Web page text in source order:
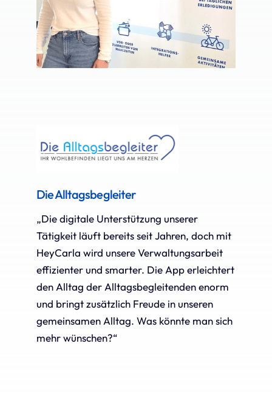
Die Alltagsbegleiter
„Die digitale Unterstützung unserer
Tätigkeit läuft bereits seit Jahren, doch mit
HeyCarla wird unsere Verwaltungsarbeit
effizienter und smarter. Die App erleichtert
den Alltag der Alltagsbegleitenden enorm
und bringt zusätzlich Freude in unseren
gemeinsamen Alltag. Was könnte man sich
mehr wünschen?“